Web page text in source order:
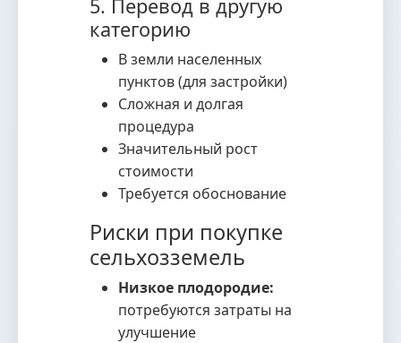
5. Перевод в другую
категорию
В земли населенных
пунктов (для застройки)
Сложная и долгая
процедура
Значительный рост
стоимости
Требуется обоснование
Риски при покупке
сельхозземель
Низкое плодородие:
потребуются затраты на
улучшение